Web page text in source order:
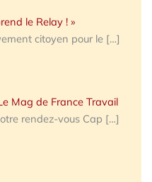
le Relay ! »
citoyen pour le […]
Mag de France Travail
rendez-vous Cap […]